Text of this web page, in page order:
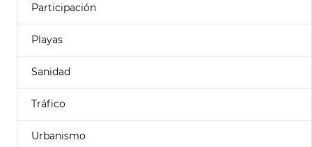
Participación
Playas
Sanidad
Tráfico
Urbanismo